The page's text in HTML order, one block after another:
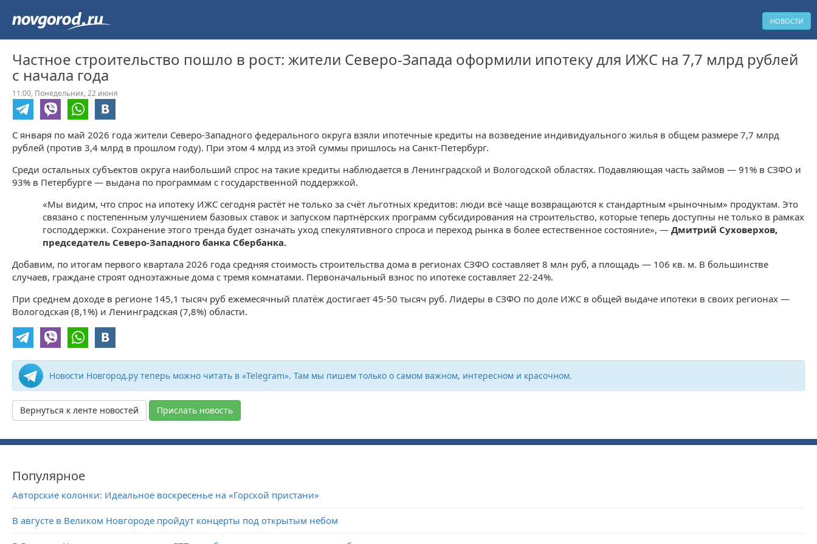
НОВОСТИ
Частное строительство пошло в рост: жители Северо-Запада оформили ипотеку для ИЖС на 7,7 млрд рублей
с начала года
11:00, Понедельник, 22 июня
С января по май 2026 года жители Северо-Западного федерального округа взяли ипотечные кредиты на возведение индивидуального жилья в общем размере 7,7 млрд
рублей (против 3,4 млрд в прошлом году). При этом 4 млрд из этой суммы пришлось на Санкт-Петербург.
Среди остальных субъектов округа наибольший спрос на такие кредиты наблюдается в Ленинградской и Вологодской областях. Подавляющая часть займов — 91% в СЗФО и
93% в Петербурге — выдана по программам с государственной поддержкой.
«Мы видим, что спрос на ипотеку ИЖС сегодня растёт не только за счёт льготных кредитов: люди всё чаще возвращаются к стандартным «рыночным» продуктам. Это
связано с постепенным улучшением базовых ставок и запуском партнёрских программ субсидирования на строительство, которые теперь доступны не только в рамках
господдержки. Сохранение этого тренда будет означать уход спекулятивного спроса и переход рынка в более естественное состояние», — Дмитрий Суховерхов,
председатель Северо-Западного банка Сбербанка.
Добавим, по итогам первого квартала 2026 года средняя стоимость строительства дома в регионах СЗФО составляет 8 млн руб, а площадь — 106 кв. м. В большинстве
случаев, граждане строят одноэтажные дома с тремя комнатами. Первоначальный взнос по ипотеке составляет 22-24%.
При среднем доходе в регионе 145,1 тысяч руб ежемесячный платёж достигает 45-50 тысяч руб. Лидеры в СЗФО по доле ИЖС в общей выдаче ипотеки в своих регионах —
Вологодская (8,1%) и Ленинградская (7,8%) области.
Новости Новгород.ру теперь можно читать в «Telegram». Там мы пишем только о самом важном, интересном и красочном.
Вернуться к ленте новостей Прислать новость
Популярное
Авторские колонки: Идеальное воскресенье на «Горской пристани»
В августе в Великом Новгороде пройдут концерты под открытым небом